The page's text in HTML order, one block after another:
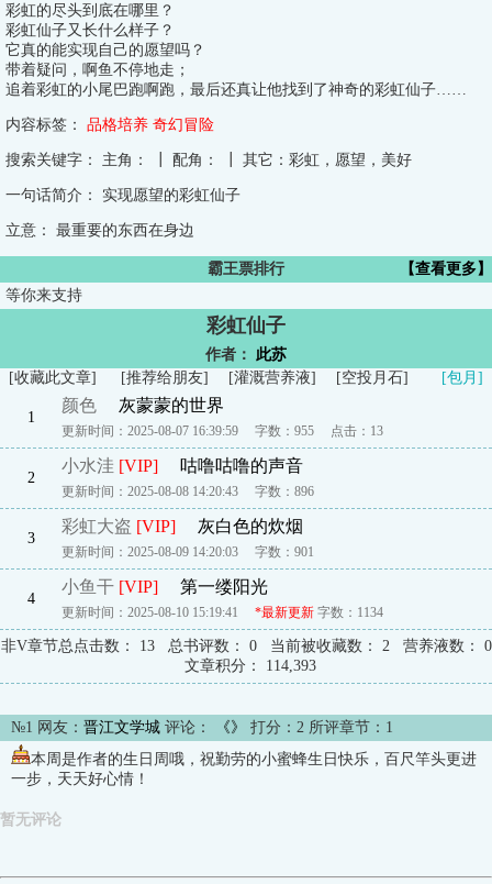
彩虹的尽头到底在哪里？
彩虹仙子又长什么样子？
它真的能实现自己的愿望吗？
带着疑问，啊鱼不停地走；
追着彩虹的小尾巴跑啊跑，最后还真让他找到了神奇的彩虹仙子……
内容标签： 品格培养 奇幻冒险
搜索关键字： 主角： ┃ 配角： ┃ 其它：彩虹，愿望，美好
一句话简介： 实现愿望的彩虹仙子
立意： 最重要的东西在身边
霸王票排行
【查看更多】
等你来支持
彩虹仙子
作者： 此苏
[收藏此文章] [推荐给朋友] [灌溉营养液] [空投月石] [包月]
1
颜色 灰蒙蒙的世界
更新时间：2025-08-07 16:39:59 字数：955 点击： 13
2
小水洼 [VIP] 咕噜咕噜的声音
更新时间：2025-08-08 14:20:43 字数：896
3
彩虹大盗 [VIP] 灰白色的炊烟
更新时间：2025-08-09 14:20:03 字数：901
4
小鱼干 [VIP] 第一缕阳光
更新时间：2025-08-10 15:19:41 *最新更新 字数：1134
非V章节总点击数： 13总书评数： 0当前被收藏数： 2 营养液数： 0
文章积分： 114,393
№1 网友： 晋江文学城 评论： 《》 打分： 2 所评章节：1
本周是作者的生日周哦，祝勤劳的小蜜蜂生日快乐，百尺竿头更进
一步，天天好心情！
暂无评论